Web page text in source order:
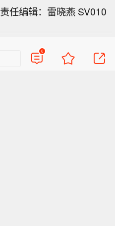
责任编辑：雷晓燕 SV010
0